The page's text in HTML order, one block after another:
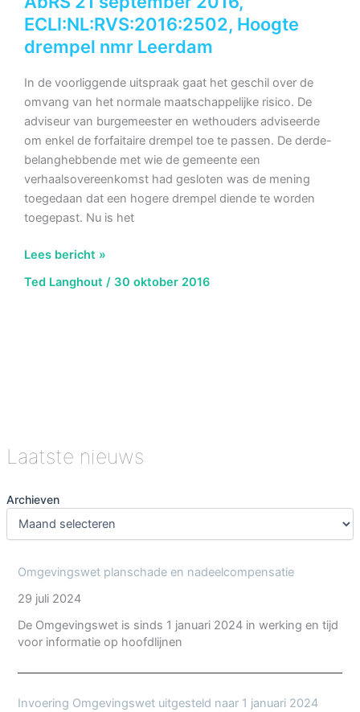
Aa
en
Hunze.
ECLI:NL:RVS:2016:2502, Hoogte
drempel nmr Leerdam
In de voorliggende uitspraak gaat het geschil over de
omvang van het normale maatschappelijke risico. De
adviseur van burgemeester en wethouders adviseerde
om enkel de forfaitaire drempel toe te passen. De derde-
belanghebbende met wie de gemeente een
verhaalsovereenkomst had gesloten was de mening
toegedaan dat een hogere drempel diende te worden
toegepast. Nu is het
AbRS
september
Lees bericht »
Ted Langhout / 30 oktober 2016
Laatste nieuws
Archieven
Omgevingswet planschade en nadeelcompensatie
29 juli 2024
De Omgevingswet is sinds 1 januari 2024 in werking en tijd
voor informatie op hoofdlijnen
Invoering Omgevingswet uitgesteld naar 1 januari 2024